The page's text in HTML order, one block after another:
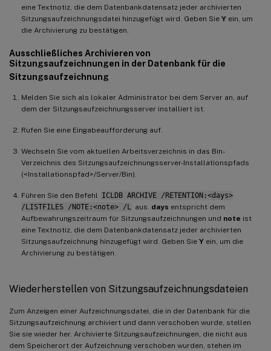
eine Textnotiz, die dem Datenbankdatensatz jeder archivierten
Sitzungsaufzeichnungsdatei hinzugefügt wird. Geben Sie Y ein, um
die Archivierung zu bestätigen.
Ausschließliches Archivieren von
Sitzungsaufzeichnungen in der Datenbank für die
Sitzungsaufzeichnung
Melden Sie sich als lokaler Administrator bei dem Server an, auf
dem der Sitzungsaufzeichnungsserver installiert ist.
Rufen Sie eine Eingabeaufforderung auf.
Wechseln Sie vom aktuellen Arbeitsverzeichnis in das Bin-
Verzeichnis des Sitzungsaufzeichnungsserver-Installationspfads
(<Installationspfad>/Server/Bin).
Führen Sie den Befehl
ICLDB ARCHIVE /RETENTION:<days>
/LISTFILES /NOTE:<note> /L
aus. days entspricht dem
Aufbewahrungszeitraum für Sitzungsaufzeichnungen und note ist
eine Textnotiz, die dem Datenbankdatensatz jeder archivierten
Sitzungsaufzeichnung hinzugefügt wird. Geben Sie Y ein, um die
Archivierung zu bestätigen.
Wiederherstellen von Sitzungsaufzeichnungsdateien
Zum Anzeigen einer Aufzeichnungsdatei, die in der Datenbank für die
Sitzungsaufzeichnung archiviert und dann verschoben wurde, stellen
Sie sie wieder her. Archivierte Sitzungsaufzeichnungen, die nicht aus
dem Speicherort der Aufzeichnung verschoben wurden, stehen im